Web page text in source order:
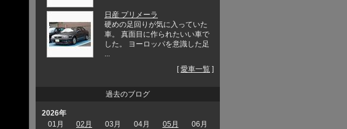
日産 プリメーラ
硬めの足回りが気に入っていた
車。 真面目に作られたいい車で
した。 ヨーロッパを意識した足
[愛車一覧 ]
過去のブログ
2026年
01月
02月 03月 04月 05月
06月